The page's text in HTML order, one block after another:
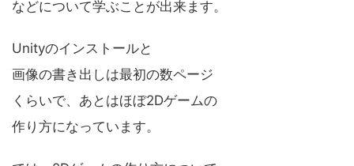
などについて学ぶことが出来ます。
Unityのインストールと
画像の書き出しは最初の数ページ
くらいで、あとはほぼ2Dゲームの
作り方になっています。